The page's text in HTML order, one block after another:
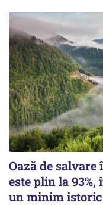
Oază de
este plin la
un minim istoric